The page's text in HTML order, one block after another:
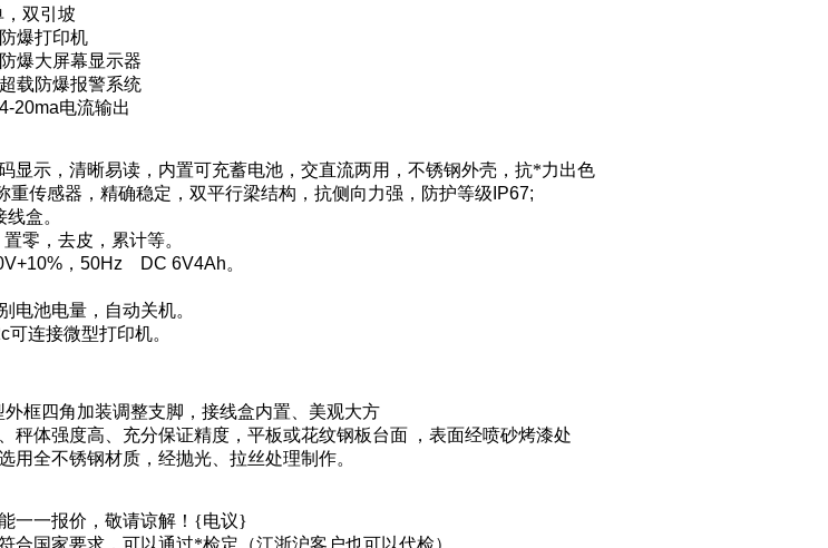
，双引坡
防爆打印机
防爆大屏幕显示器
超载防爆报警系统
4-20ma电流输出
显示，清晰易读，内置可充蓄电池，交直流两用 ， 不锈钢外壳，抗*力出色
重传感器，精确稳定，双平行梁结构，抗侧向力强，防护等级 IP67;
线盒。
零，去皮，累计等。
， 50Hz DC 6V4Ah。
电池电量，自动关机。
可连接微型打印机。
外框四角加装调整支脚 ， 接线盒内置、美观大方
秤体强度高、充分保证精度 ， 平板或花纹钢板台面 ， 表面经喷砂烤漆处
用全不锈钢材质， 经抛光 、拉丝处理制作。
一一报价，敬请谅解！ {电议}
合国家要求，可以通过*检定（江浙沪客户也可以代检）